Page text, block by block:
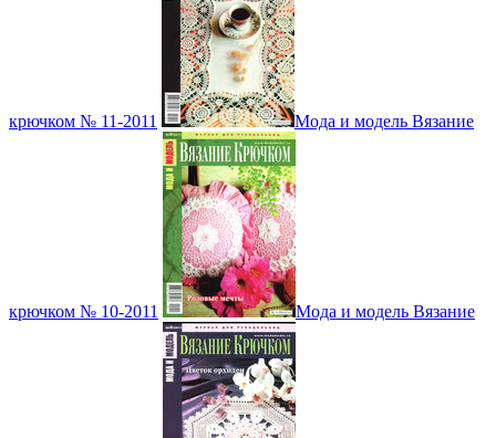
крючком № 11-2011 Мода и модель Вязание
крючком № 10-2011 Мода и модель Вязание